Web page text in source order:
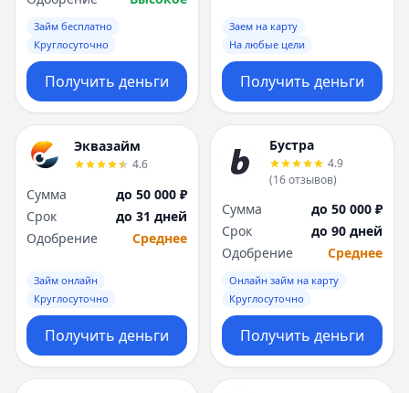
Займ бесплатно
Круглосуточно
Получить деньги
Заем на карту
На любые цели
Получить деньги
Эквазайм
4.6
Сумма
до 50 000 ₽
Срок
до 31 дней
Одобрение
Среднее
Займ онлайн
Круглосуточно
Получить деньги
Бустра
4.9
(16отзывов)
Сумма
до 50 000 ₽
Срок
до 90 дней
Одобрение
Среднее
Онлайн займ на карту
Круглосуточно
Получить деньги